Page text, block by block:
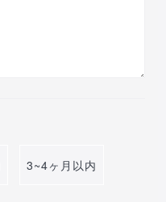
3~4ヶ月以内